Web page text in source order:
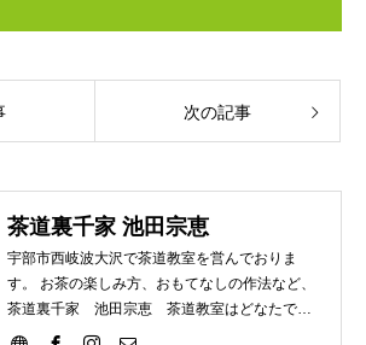
次の記事
茶道裏千家 池田宗恵
宇部市西岐波大沢で茶道教室を営んでおりま
す。 お茶の楽しみ方、おもてなしの作法など、
茶道裏千家 池田宗恵 茶道教室はどなたでも
ご参加いただけます。